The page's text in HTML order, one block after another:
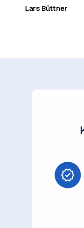
Lars Büttner